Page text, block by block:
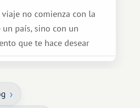
viaje no comienza con la
un país, sino con un
que te hace desear